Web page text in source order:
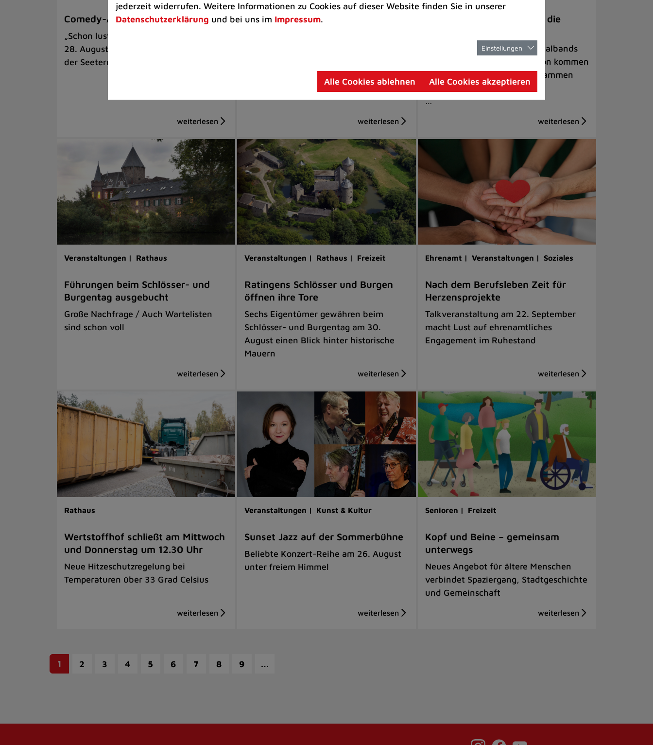
Comedy-Abend mit Benni Stark
„Schon lustig, wenn’s witzig ist!“ am
28. August auf der Sommerbühne an
der Seeterrasse
Kultkicker Ansgar Brinkmann
„Manege Madness“ bringt die
Internationale Rock- und Metalbands
und starke Acts aus der Region kommen
am 17. Oktober in Lintorf zusammen
…
Veranstaltungen | Rathaus
Führungen beim Schlösser- und
Burgentag ausgebucht
Große Nachfrage / Auch Wartelisten
sind schon voll
Veranstaltungen | Rathaus | Freizeit
Ratingens Schlösser und Burgen
öffnen ihre Tore
Sechs Eigentümer gewähren beim
Schlösser- und Burgentag am 30.
August einen Blick hinter historische
Mauern
Ehrenamt | Veranstaltungen | Soziales
Nach dem Berufsleben Zeit für
Herzensprojekte
Talkveranstaltung am 22. September
macht Lust auf ehrenamtliches
Engagement im Ruhestand
Rathaus
Wertstoffhof schließt am Mittwoch
und Donnerstag um 12.30 Uhr
Neue Hitzeschutzregelung bei
Temperaturen über 33 Grad Celsius
Veranstaltungen | Kunst & Kultur
Sunset Jazz auf der Sommerbühne
Beliebte Konzert-Reihe am 26. August
unter freiem Himmel
Senioren | Freizeit
Kopf und Beine – gemeinsam
unterwegs
Neues Angebot für ältere Menschen
verbindet Spaziergang, Stadtgeschichte
und Gemeinschaft
1 2 3 4 5 6 7 8 9 …
jederzeit widerrufen. Weitere Informationen zu Cookies auf dieser Website finden Sie in unserer
Datenschutzerklärung und bei uns im Impressum.
Einstellungen
Alle Cookies ablehnen Alle Cookies akzeptieren